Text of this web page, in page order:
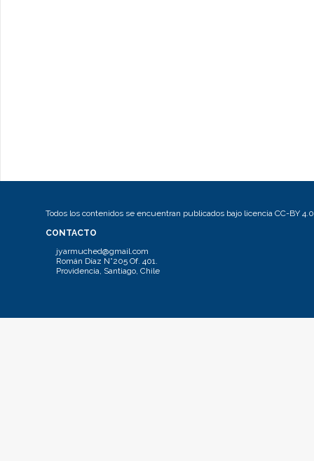
Todos los contenidos se encuentran publicados bajo licencia CC-BY 4.0
CONTACTO
jyarmuched@gmail.com
Román Díaz N°205 Of. 401.
Providencia, Santiago, Chile